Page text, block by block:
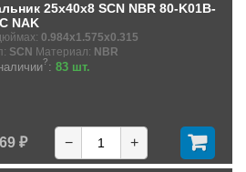
25x40x8 SCN NBR 80-K01B-
NAK
0.984x1.575x0.315
SCN Материал: NBR
?: 83 шт.
₽ − +